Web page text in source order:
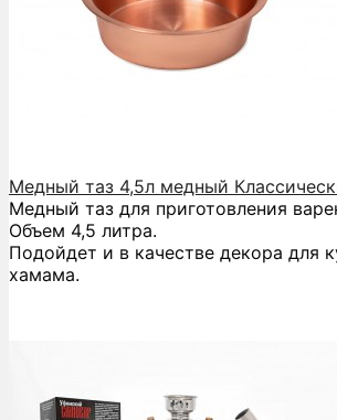
Медный таз 4,5л медный
Медный таз для приготовления
Объем 4,5 литра.
Подойдет и в качестве декора для
хамама.